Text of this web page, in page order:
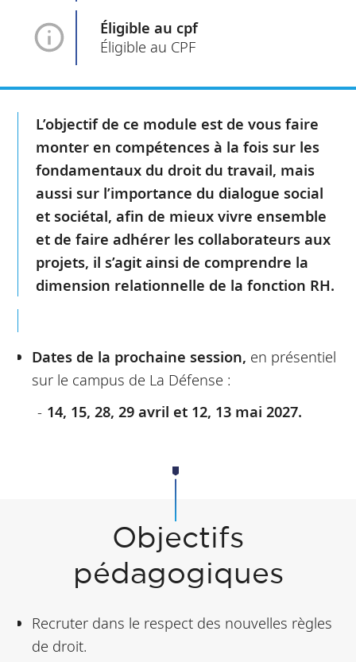
Éligible au cpf
Éligible au CPF
L’objectif de ce module est de vous faire
monter en compétences à la fois sur les
fondamentaux du droit du travail, mais
aussi sur l’importance du dialogue social
et sociétal,afin de mieux vivre ensemble
et de faire adhérer les collaborateurs aux
projets, il s’agit ainsi de comprendre la
dimension relationnelle de la fonction RH.
Dates de la prochaine session, en présentiel
sur le campus de La Défense :
14, 15, 28, 29 avril et 12, 13 mai 2027.
Objectifs
pédagogiques
Recruter dans le respect des nouvelles règles
de droit.